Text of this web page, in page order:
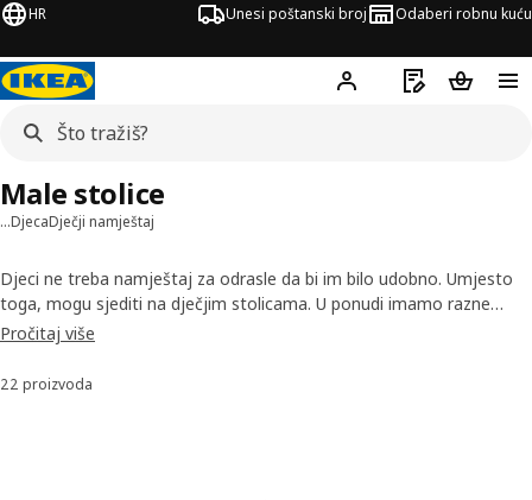
HR Unesi poštanski broj Odaberi robnu kuću
Hej! Prijavi se
Popis zaKošarica
…DjecaDječji namještaj
Male stolice
Djeci ne treba namještaj za odrasle da bi im bilo udobno. Umjesto
toga, mogu sjediti na dječjim stolicama. U ponudi imamo razne
dizajne koji uključuju stolice koje možeš koristiti i u domu i izvan
lako premješta.
Pročitaj više
Sortiraj i filtriraj
22 proizvoda